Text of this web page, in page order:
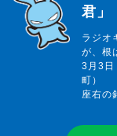
君」
ラジオ
が、根
3月3日
町）
座右の